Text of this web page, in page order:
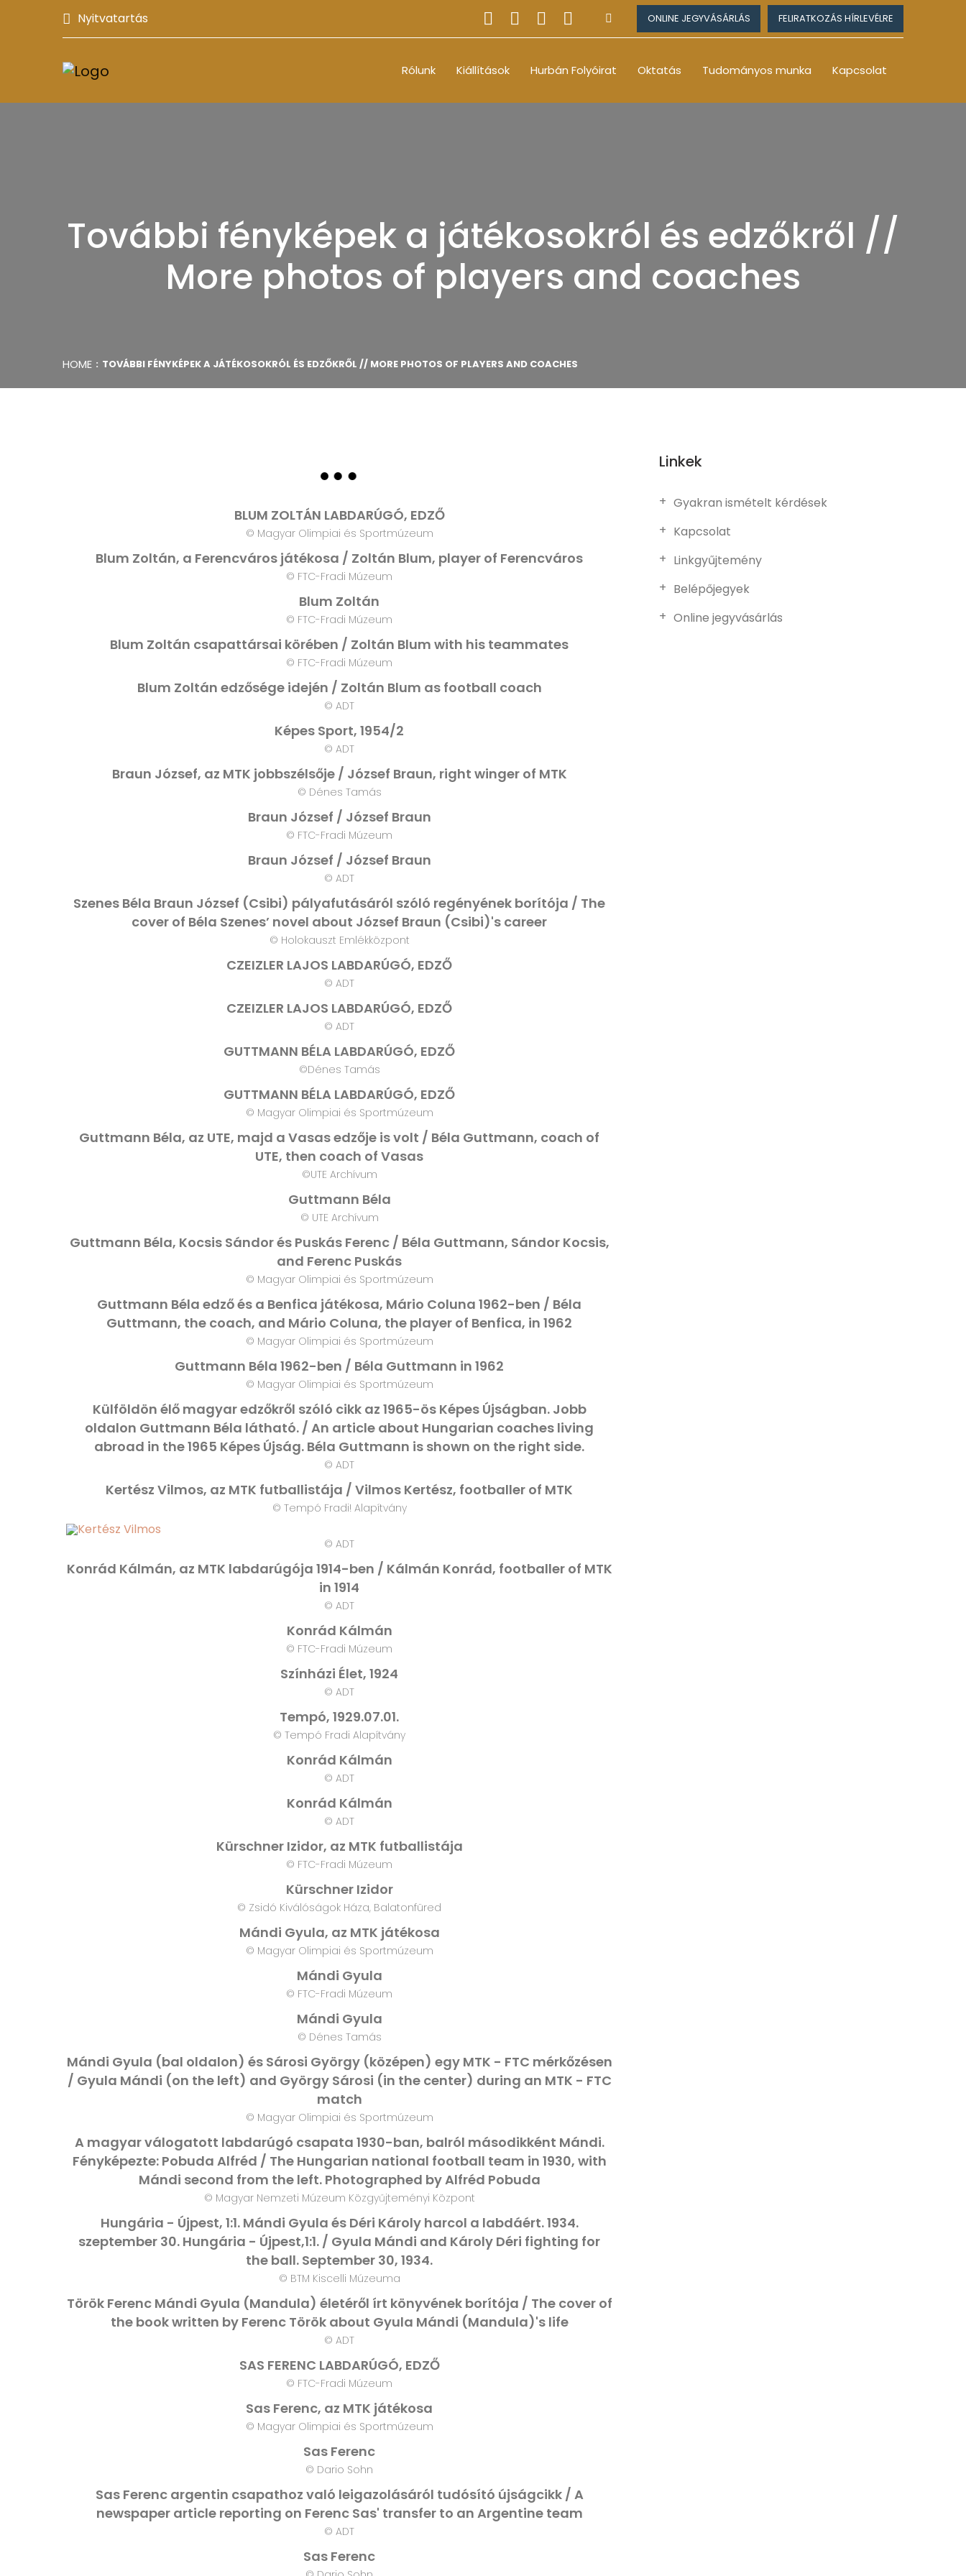
Nyitvatartás ONLINE JEGYVÁSÁRLÁS FELIRATKOZÁS HÍRLEVÉLRE
Rólunk Kiállítások Hurbán Folyóirat Oktatás Tudományos munka Kapcsolat
További fényképek a játékosokról és edzőkről //
More photos of players and coaches
HOME TOVÁBBI FÉNYKÉPEK A JÁTÉKOSOKRÓL ÉS EDZŐKRŐL // MORE PHOTOS OF PLAYERS AND COACHES
BLUM ZOLTÁN LABDARÚGÓ, EDZŐ
© Magyar Olimpiai és Sportmúzeum
Blum Zoltán, a Ferencváros játékosa / Zoltán Blum, player of Ferencváros
© FTC-Fradi Múzeum
Blum Zoltán
© FTC-Fradi Múzeum
Blum Zoltán csapattársai körében / Zoltán Blum with his teammates
© FTC-Fradi Múzeum
Blum Zoltán edzősége idején / Zoltán Blum as football coach
© ADT
Képes Sport, 1954/2
© ADT
Braun József, az MTK jobbszélsője / József Braun, right winger of MTK
© Dénes Tamás
Braun József / József Braun
© FTC-Fradi Múzeum
Braun József / József Braun
© ADT
Szenes Béla Braun József (Csibi) pályafutásáról szóló regényének borítója / The
cover of Béla Szenes’ novel about József Braun (Csibi)'s career
© Holokauszt Emlékközpont
CZEIZLER LAJOS LABDARÚGÓ, EDZŐ
© ADT
CZEIZLER LAJOS LABDARÚGÓ, EDZŐ
© ADT
GUTTMANN BÉLA LABDARÚGÓ, EDZŐ
©Dénes Tamás
GUTTMANN BÉLA LABDARÚGÓ, EDZŐ
© Magyar Olimpiai és Sportmúzeum
Guttmann Béla, az UTE, majd a Vasas edzője is volt / Béla Guttmann, coach of
UTE, then coach of Vasas
©UTE Archívum
Guttmann Béla
© UTE Archívum
Guttmann Béla, Kocsis Sándor és Puskás Ferenc / Béla Guttmann, Sándor Kocsis,
and Ferenc Puskás
© Magyar Olimpiai és Sportmúzeum
Guttmann Béla edző és a Benfica játékosa, Mário Coluna 1962-ben / Béla
Guttmann, the coach, and Mário Coluna, the player of Benfica, in 1962
© Magyar Olimpiai és Sportmúzeum
Guttmann Béla 1962-ben / Béla Guttmann in 1962
© Magyar Olimpiai és Sportmúzeum
Külföldön élő magyar edzőkről szóló cikk az 1965-ös Képes Újságban. Jobb
oldalon Guttmann Béla látható. / An article about Hungarian coaches living
abroad in the 1965 Képes Újság. Béla Guttmann is shown on the right side.
© ADT
Kertész Vilmos, az MTK futballistája / Vilmos Kertész, footballer of MTK
© Tempó Fradi! Alapítvány
© ADT
Konrád Kálmán, az MTK labdarúgója 1914-ben / Kálmán Konrád, footballer of MTK
in 1914
© ADT
Konrád Kálmán
© FTC-Fradi Múzeum
Színházi Élet, 1924
© ADT
Tempó, 1929.07.01.
© Tempó Fradi Alapítvány
Konrád Kálmán
© ADT
Konrád Kálmán
© ADT
Kürschner Izidor, az MTK futballistája
© FTC-Fradi Múzeum
Kürschner Izidor
© Zsidó Kiválóságok Háza, Balatonfüred
Mándi Gyula, az MTK játékosa
© Magyar Olimpiai és Sportmúzeum
Mándi Gyula
© FTC-Fradi Múzeum
Mándi Gyula
© Dénes Tamás
Mándi Gyula (bal oldalon) és Sárosi György (középen) egy MTK - FTC mérkőzésen
/ Gyula Mándi (on the left) and György Sárosi (in the center) during an MTK - FTC
match
© Magyar Olimpiai és Sportmúzeum
A magyar válogatott labdarúgó csapata 1930-ban, balról másodikként Mándi.
Fényképezte: Pobuda Alfréd / The Hungarian national football team in 1930, with
Mándi second from the left. Photographed by Alfréd Pobuda
© Magyar Nemzeti Múzeum Közgyűjteményi Központ
Hungária - Újpest, 1:1. Mándi Gyula és Déri Károly harcol a labdáért. 1934.
szeptember 30. Hungária - Újpest,1:1. / Gyula Mándi and Károly Déri fighting for
the ball. September 30, 1934.
© BTM Kiscelli Múzeuma
Török Ferenc Mándi Gyula (Mandula) életéről írt könyvének borítója / The cover of
the book written by Ferenc Török about Gyula Mándi (Mandula)'s life
© ADT
SAS FERENC LABDARÚGÓ, EDZŐ
© FTC-Fradi Múzeum
Sas Ferenc, az MTK játékosa
© Magyar Olimpiai és Sportmúzeum
Sas Ferenc
© Dario Sohn
Sas Ferenc argentin csapathoz való leigazolásáról tudósító újságcikk / A
newspaper article reporting on Ferenc Sas' transfer to an Argentine team
© ADT
Sas Ferenc
Linkek
Gyakran ismételt kérdések
Kapcsolat
Linkgyűjtemény
Belépőjegyek
Online jegyvásárlás